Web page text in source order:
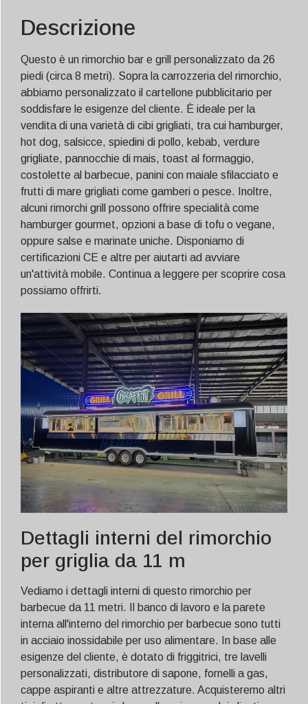
Descrizione
Questo è un rimorchio bar e grill personalizzato da 26
piedi (circa 8 metri). Sopra la carrozzeria del rimorchio,
abbiamo personalizzato il cartellone pubblicitario per
soddisfare le esigenze del cliente. È ideale per la
vendita di una varietà di cibi grigliati, tra cui hamburger,
hot dog, salsicce, spiedini di pollo, kebab, verdure
grigliate, pannocchie di mais, toast al formaggio,
costolette al barbecue, panini con maiale sfilacciato e
frutti di mare grigliati come gamberi o pesce. Inoltre,
alcuni rimorchi grill possono offrire specialità come
hamburger gourmet, opzioni a base di tofu o vegane,
oppure salse e marinate uniche. Disponiamo di
certificazioni CE e altre per aiutarti ad avviare
un'attività mobile. Continua a leggere per scoprire cosa
possiamo offrirti.
Dettagli interni del rimorchio
per griglia da 11 m
Vediamo i dettagli interni di questo rimorchio per
barbecue da 11 metri. Il banco di lavoro e la parete
interna all'interno del rimorchio per barbecue sono tutti
in acciaio inossidabile per uso alimentare. In base alle
esigenze del cliente, è dotato di friggitrici, tre lavelli
personalizzati, distributore di sapone, fornelli a gas,
cappe aspiranti e altre attrezzature. Acquisteremo altri